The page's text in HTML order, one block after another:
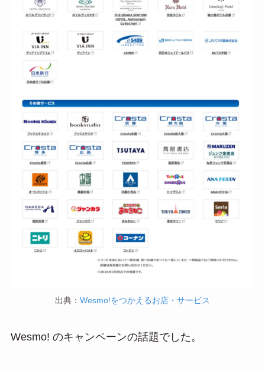
出典： Wesmo!をつかえるお店・サービス
Wesmo! のキャンペーンの話題でした。